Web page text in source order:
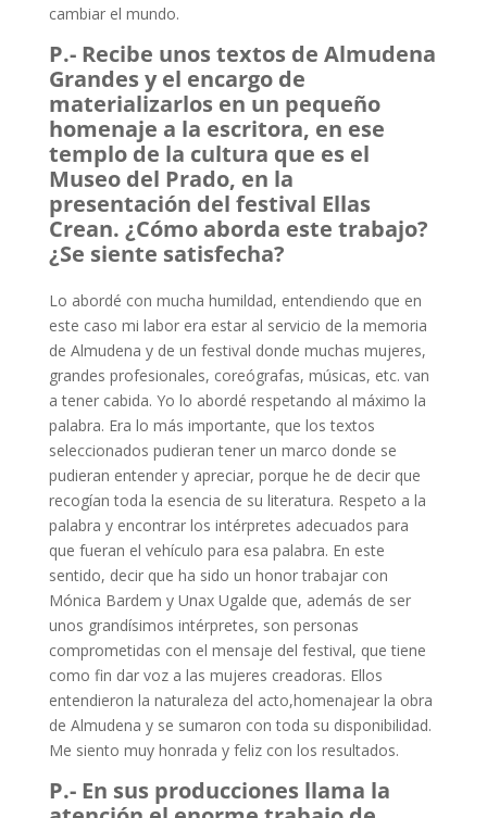
cambiar el mundo.
P.- Recibe unos textos de Almudena
Grandes y el encargo de
materializarlos en un pequeño
homenaje a la escritora, en ese
templo de la cultura que es el
Museo del Prado, en la
presentación del festival Ellas
Crean. ¿Cómo aborda este trabajo?
¿Se siente satisfecha?
Lo abordé con mucha humildad, entendiendo que en
este caso mi labor era estar al servicio de la memoria
de Almudena y de un festival donde muchas mujeres,
grandes profesionales, coreógrafas, músicas, etc. van
a tener cabida. Yo lo abordé respetando al máximo la
palabra. Era lo más importante, que los textos
seleccionados pudieran tener un marco donde se
pudieran entender y apreciar, porque he de decir que
recogían toda la esencia de su literatura. Respeto a la
palabra y encontrar los intérpretes adecuados para
que fueran el vehículo para esa palabra. En este
sentido, decir que ha sido un honor trabajar con
Mónica Bardem y Unax Ugalde que, además de ser
unos grandísimos intérpretes, son personas
comprometidas con el mensaje del festival, que tiene
como fin dar voz a las mujeres creadoras. Ellos
entendieron la naturaleza del acto,homenajear la obra
de Almudena y se sumaron con toda su disponibilidad.
Me siento muy honrada y feliz con los resultados.
P.- En sus producciones llama la